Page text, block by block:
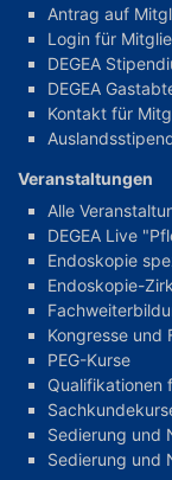
Antrag auf
Login für
DEGEA
DEGEA
Kontakt für
Veranstaltungen
Alle
DEGEA Live
Endoskopie
Endoskopie-
Kongresse und
PEG-Kurse
Qualifikationen
Sedierung und
Sedierung und